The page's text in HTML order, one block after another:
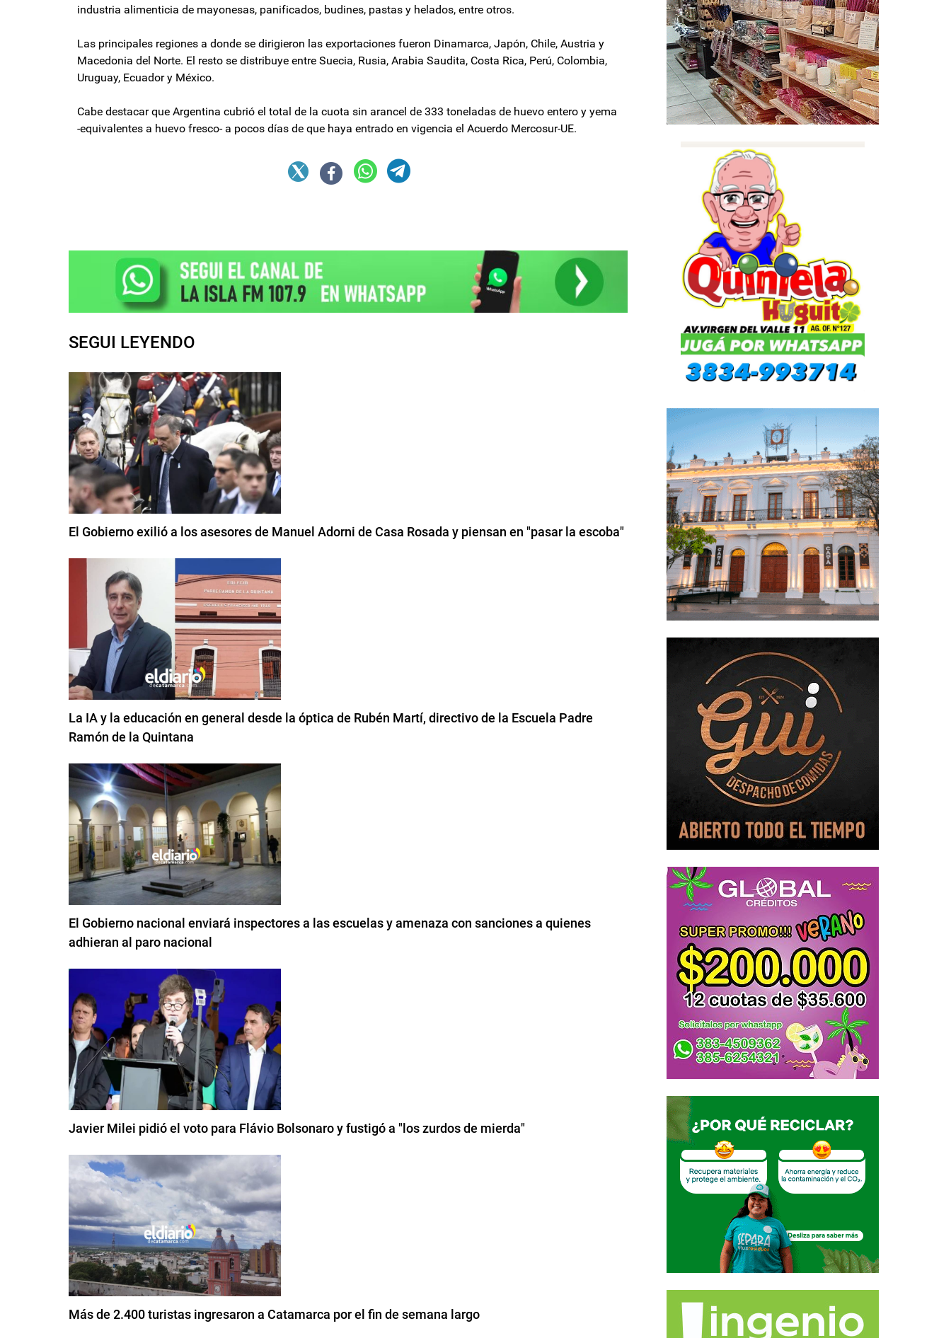
industria alimenticia de mayonesas, panificados, budines, pastas y helados, entre otros.
Las principales regiones a donde se dirigieron las exportaciones fueron Dinamarca, Japón, Chile, Austria y
Macedonia del Norte. El resto se distribuye entre Suecia, Rusia, Arabia Saudita, Costa Rica, Perú, Colombia,
Uruguay, Ecuador y México.
Cabe destacar que Argentina cubrió el total de la cuota sin arancel de 333 toneladas de huevo entero y yema
-equivalentes a huevo fresco- a pocos días de que haya entrado en vigencia el Acuerdo Mercosur-UE.
SEGUI LEYENDO
El Gobierno exilió a los asesores de Manuel Adorni de Casa Rosada y piensan en "pasar la escoba"
La IA y la educación en general desde la óptica de Rubén Martí, directivo de la Escuela Padre
Ramón de la Quintana
El Gobierno nacional enviará inspectores a las escuelas y amenaza con sanciones a quienes
adhieran al paro nacional
Javier Milei pidió el voto para Flávio Bolsonaro y fustigó a "los zurdos de mierda"
Más de 2.400 turistas ingresaron a Catamarca por el fin de semana largo